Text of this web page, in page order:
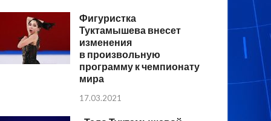
Фигуристка
Туктамышева внесет
изменения
в произвольную
программу к чемпионату
мира
17.03.2021